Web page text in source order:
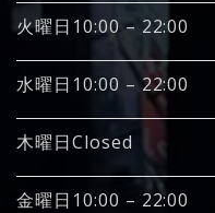
火曜日10:00 – 22:00
水曜日10:00 – 22:00
木曜日Closed
金曜日10:00 – 22:00